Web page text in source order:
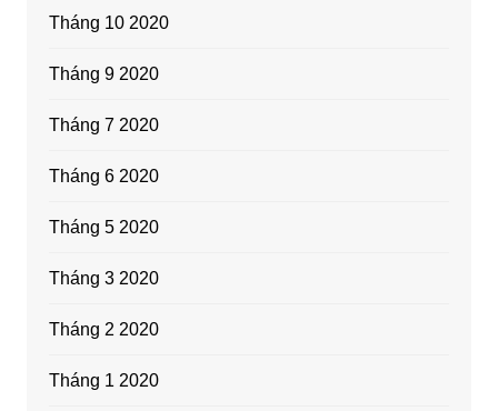
Tháng 10 2020
Tháng 9 2020
Tháng 7 2020
Tháng 6 2020
Tháng 5 2020
Tháng 3 2020
Tháng 2 2020
Tháng 1 2020